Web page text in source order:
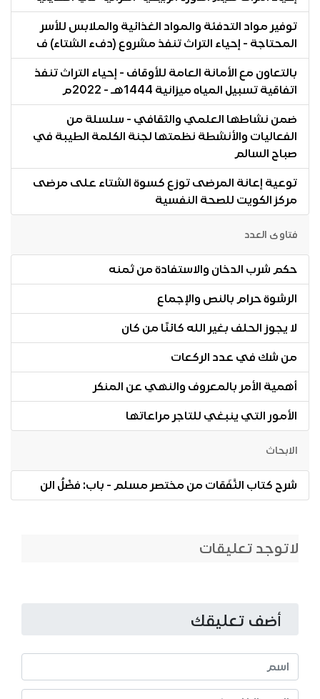
توفير مواد التدفئة والمواد الغذائية والملابس للأسر
المحتاجة - إحياء التراث تنفذ مشروع (دفء الشتاء) ف
بالتعاون مع الأمانة العامة للأوقاف - إحياء التراث تنفذ
اتفاقية تسبيل المياه ميزانية 1444هـ - 2022م
ضمن نشاطها العلمي والثقافي - سلسلة من
الفعاليات والأنشطة نظمتها لجنة الكلمة الطيبة في
صباح السالم
توعية إعانة المرضى توزع كسوة الشتاء على مرضى
مركز الكويت للصحة النفسية
فتاوى العدد
حكم شرب الدخان والاستفادة من ثمنه
الرشوة حرام بالنص والإجماع
لا يجوز الحلف بغير الله كائنًا من كان
من شك في عدد الركعات
أهمية الأمر بالمعروف والنهي عن المنكر
الأمور التي ينبغي للتاجر مراعاتها
الابحاث
شرح كتاب النَّفَقات من مختصر مسلم - باب: فضْلُ الن
لاتوجد تعليقات
أضف تعليقك